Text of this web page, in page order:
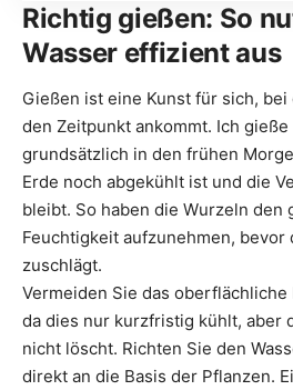
Richtig gießen: So
Wasser effizient aus
Gießen ist eine Kunst für sich,
den Zeitpunkt ankommt. Ich
grundsätzlich in den frühen
Erde noch abgekühlt ist und die
bleibt. So haben die Wurzeln den
Feuchtigkeit aufzunehmen, bevor
zuschlägt.
Vermeiden Sie das
da dies nur kurzfristig kühlt, aber
nicht löscht. Richten Sie den
direkt an die Basis der Pflanzen.